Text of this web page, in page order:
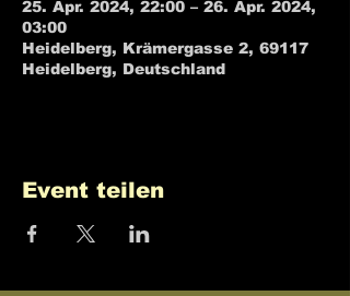
25. Apr. 2024, 22:00 – 26. Apr. 2024,
03:00
Heidelberg, Krämergasse 2, 69117
Heidelberg, Deutschland
Event teilen